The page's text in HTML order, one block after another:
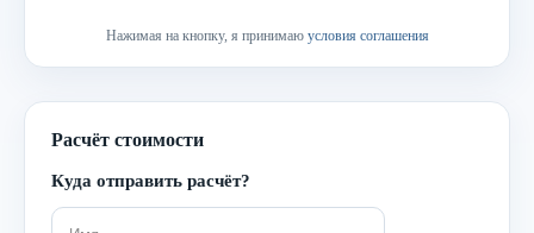
Нажимая на кнопку, я принимаю условия соглашения
Расчёт стоимости
Куда отправить расчёт?